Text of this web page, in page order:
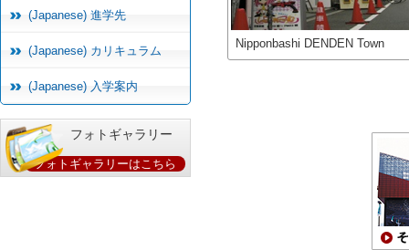
(Japanese) 進学先
(Japanese) カリキュラム
(Japanese) 入学案内
フォトギャラリー
フォトギャラリーはこちら
Nipponbashi DENDEN Town